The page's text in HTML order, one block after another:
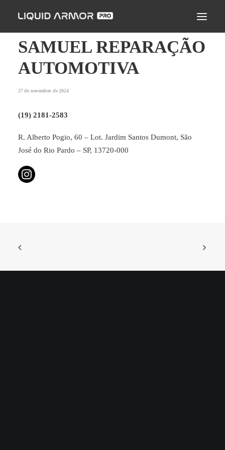
LIQUID ARMOR PRO
MODO DE APLICAÇÃO
ENCONTRE UM APLICADOR
PERGUNTAS FREQUENTES
SAMUEL REPARAÇÃO
AUTOMOTIVA
27 de novembro de 2024
(19) 2181-2583
R. Alberto Pogio, 60 – Lot. Jardim Santos Dumont, São
José do Rio Pardo – SP, 13720-000